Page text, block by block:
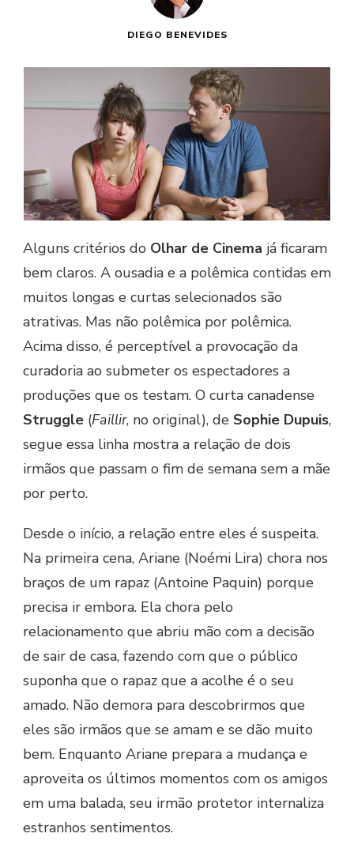
DIEGO BENEVIDES
Alguns critérios do Olhar de Cinema já ficaram
bem claros. A ousadia e a polêmica contidas em
muitos longas e curtas selecionados são
atrativas. Mas não polêmica por polêmica.
Acima disso, é perceptível a provocação da
curadoria ao submeter os espectadores a
produções que os testam. O curta canadense
Struggle (Faillir, no original), de Sophie Dupuis,
segue essa linha mostra a relação de dois
irmãos que passam o fim de semana sem a mãe
por perto.
Desde o início, a relação entre eles é suspeita.
Na primeira cena, Ariane (Noémi Lira) chora nos
braços de um rapaz (Antoine Paquin) porque
precisa ir embora. Ela chora pelo
relacionamento que abriu mão com a decisão
de sair de casa, fazendo com que o público
suponha que o rapaz que a acolhe é o seu
amado. Não demora para descobrirmos que
eles são irmãos que se amam e se dão muito
bem. Enquanto Ariane prepara a mudança e
aproveita os últimos momentos com os amigos
em uma balada, seu irmão protetor internaliza
estranhos sentimentos.